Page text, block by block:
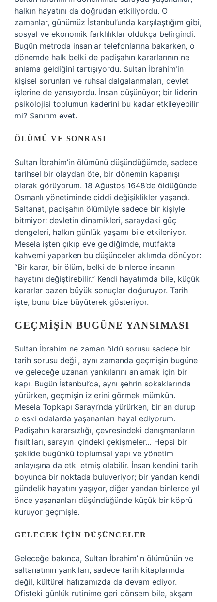
halkın hayatını da doğrudan etkiliyordu. O
zamanlar, günümüz İstanbul’unda karşılaştığım gibi,
sosyal ve ekonomik farklılıklar oldukça belirgindi.
Bugün metroda insanlar telefonlarına bakarken, o
dönemde halk belki de padişahın kararlarının ne
anlama geldiğini tartışıyordu. Sultan İbrahim’in
kişisel sorunları ve ruhsal dalgalanmaları, devlet
işlerine de yansıyordu. İnsan düşünüyor; bir liderin
psikolojisi toplumun kaderini bu kadar etkileyebilir
mi? Sanırım evet.
ÖLÜMÜ VE SONRASI
Sultan İbrahim’in ölümünü düşündüğümde, sadece
tarihsel bir olaydan öte, bir dönemin kapanışı
olarak görüyorum. 18 Ağustos 1648’de öldüğünde
Osmanlı yönetiminde ciddi değişiklikler yaşandı.
Saltanat, padişahın ölümüyle sadece bir kişiyle
bitmiyor; devletin dinamikleri, saraydaki güç
dengeleri, halkın günlük yaşamı bile etkileniyor.
Mesela işten çıkıp eve geldiğimde, mutfakta
kahvemi yaparken bu düşünceler aklımda dönüyor:
“Bir karar, bir ölüm, belki de binlerce insanın
hayatını değiştirebilir.” Kendi hayatımda bile, küçük
kararlar bazen büyük sonuçlar doğuruyor. Tarih
işte, bunu bize büyüterek gösteriyor.
GEÇMIŞIN BUGÜNE YANSIMASI
Sultan İbrahim ne zaman öldü sorusu sadece bir
tarih sorusu değil, aynı zamanda geçmişin bugüne
ve geleceğe uzanan yankılarını anlamak için bir
kapı. Bugün İstanbul’da, aynı şehrin sokaklarında
yürürken, geçmişin izlerini görmek mümkün.
Mesela Topkapı Sarayı’nda yürürken, bir an durup
o eski odalarda yaşananları hayal ediyorum.
Padişahın kararsızlığı, çevresindeki danışmanların
fısıltıları, sarayın içindeki çekişmeler… Hepsi bir
şekilde bugünkü toplumsal yapı ve yönetim
anlayışına da etki etmiş olabilir. İnsan kendini tarih
boyunca bir noktada buluveriyor; bir yandan kendi
gündelik hayatını yaşıyor, diğer yandan binlerce yıl
önce yaşananları düşündüğünde küçük bir köprü
kuruyor geçmişle.
GELECEK İÇIN DÜŞÜNCELER
Geleceğe bakınca, Sultan İbrahim’in ölümünün ve
saltanatının yankıları, sadece tarih kitaplarında
değil, kültürel hafızamızda da devam ediyor.
Ofisteki günlük rutinime geri dönsem bile, akşam